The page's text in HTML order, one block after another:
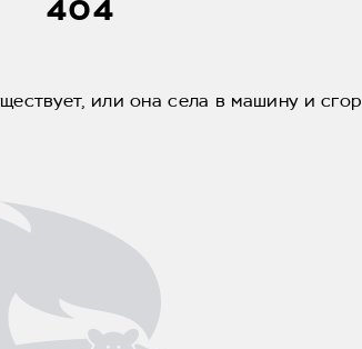
404
или она села в машину и